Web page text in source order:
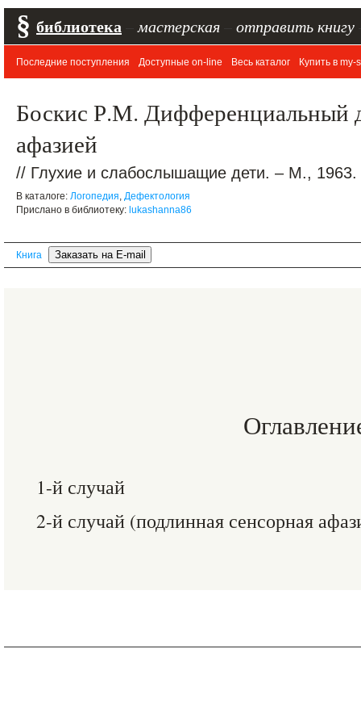
§ библиотека мастерская отправить книгу
Последние поступления Доступные on-line Весь каталог Купить в my-
Боскис Р.М. Дифференциальный
афазией
// Глухие и слабослышащие дети. – М.,
В каталоге: Логопедия, Дефектология
Прислано в библиотеку: lukashanna86
Книга
1-й случай
2-й случай (подлинная сенсорная